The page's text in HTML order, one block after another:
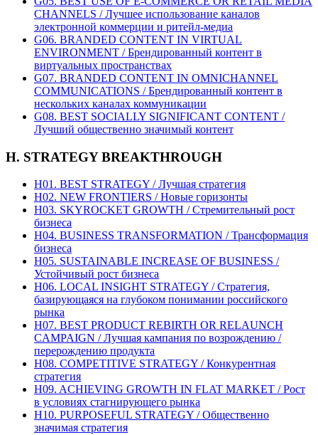
CHANNELS / Лучшее использование каналов
электронной коммерции и ритейл-медиа
G06. BRANDED CONTENT IN VIRTUAL
ENVIRONMENT / Брендированный контент в
виртуальных пространствах
G07. BRANDED CONTENT IN OMNICHANNEL
COMMUNICATIONS / Брендированный контент в
нескольких каналах коммуникации
G08. BEST SOCIALLY SIGNIFICANT CONTENT /
Лучший общественно значимый контент
H. STRATEGY BREAKTHROUGH
H01. BEST STRATEGY / Лучшая стратегия
H02. NEW FRONTIERS / Новые горизонты
H03. SKYROCKET GROWTH / Стремительный рост
бизнеса
H04. BUSINESS TRANSFORMATION / Трансформация
бизнеса
H05. SUSTAINABLE INCREASE OF BUSINESS /
Устойчивый рост бизнеса
H06. LOCAL INSIGHT STRATEGY / Стратегия,
базирующаяся на глубоком понимании российского
рынка
H07. BEST PRODUCT REBIRTH OR RELAUNCH
CAMPAIGN / Лучшая кампания по возрождению /
перерождению продукта
H08. COMPETITIVE STRATEGY / Конкурентная
стратегия
H09. ACHIEVING GROWTH IN FLAT MARKET / Рост
в условиях стагнирующего рынка
H10. PURPOSEFUL STRATEGY / Общественно
значимая стратегия